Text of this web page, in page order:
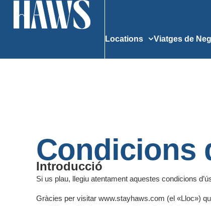
Locations Viatges de
Condicions
Introducció
Si us plau, llegiu atentament aquestes condicions
Gràcies per visitar www.stayhaws.com (el «Lloc»)